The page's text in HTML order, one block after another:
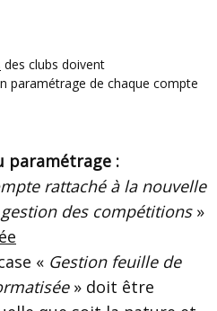
des clubs doivent
paramétrage de chaque compte
paramétrage :
rattaché à la nouvelle
des compétitions»
« Gestion feuille de
» doit être